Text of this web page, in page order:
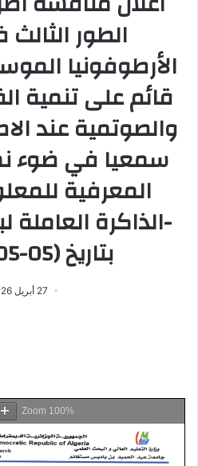
الطور
الأرطوفونيا
قائم على تنمية
والصوتمية عند
سمعيا في ضوء
المعرفية
-الذاكرة العاملة
بتاريخ (05-05-2026)
27 أبريل 2026
Zoom 100%